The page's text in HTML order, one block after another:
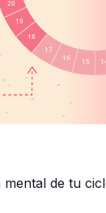
mental de tu